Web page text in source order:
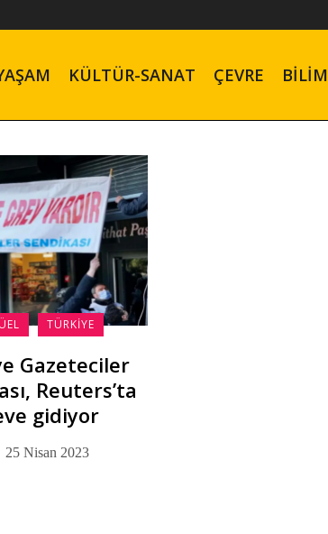
KÜLTÜR-SANAT ÇEVRE BILIM
TÜRKIYE
Gazeteciler
Reuters’ta
gidiyor
25 Nisan 2023